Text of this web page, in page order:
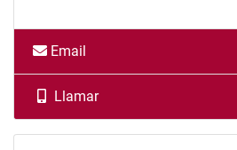
Email
Llamar
Llamar